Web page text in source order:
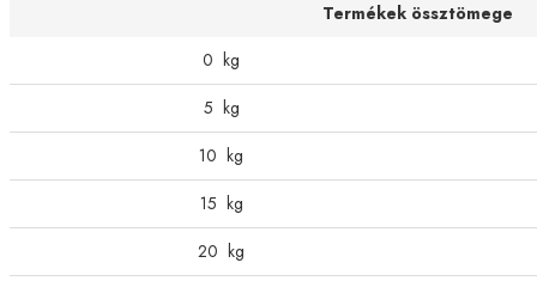
Termékek össztömege
0 kg
5 kg
10 kg
15 kg
20 kg